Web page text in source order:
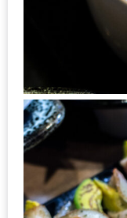
โปร
โม
ชั่